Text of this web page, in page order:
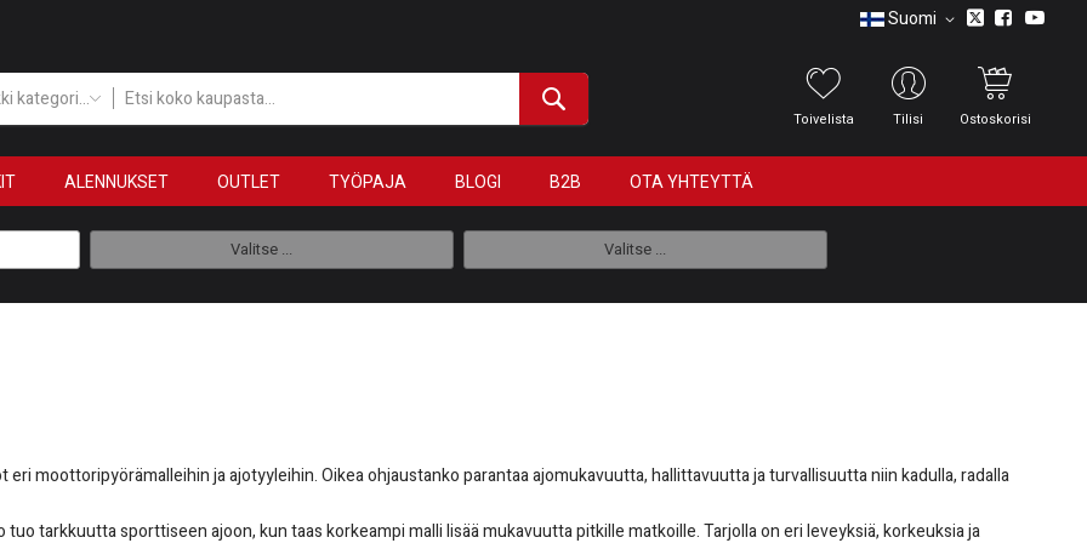
Suomi
Kaikki kategoriat
Toivelista Tilisi Ostoskorisi
ALENNUKSET OUTLET TYÖPAJA BLOGI B2B OTA YHTEYTTÄ
Valitse ... Valitse ...
eri moottoripyörämalleihin ja ajotyyleihin. Oikea ohjaustanko parantaa ajomukavuutta, hallittavuutta ja turvallisuutta niin kadulla, radalla
tarkkuutta sporttiseen ajoon, kun taas korkeampi malli lisää mukavuutta pitkille matkoille. Tarjolla on eri leveyksiä, korkeuksia ja